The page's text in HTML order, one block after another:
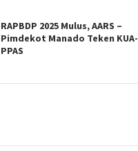
RAPBDP 2025 Mulus, AARS –
Pimdekot Manado Teken KUA-
PPAS